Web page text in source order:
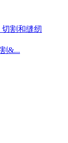
&...